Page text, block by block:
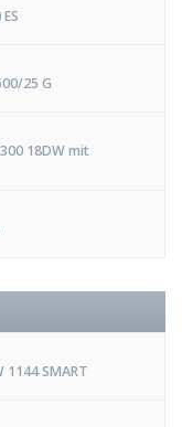
25 G
18DW mit
1144 SMART